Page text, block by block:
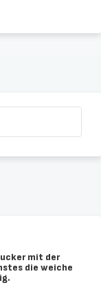
mit der
die weiche